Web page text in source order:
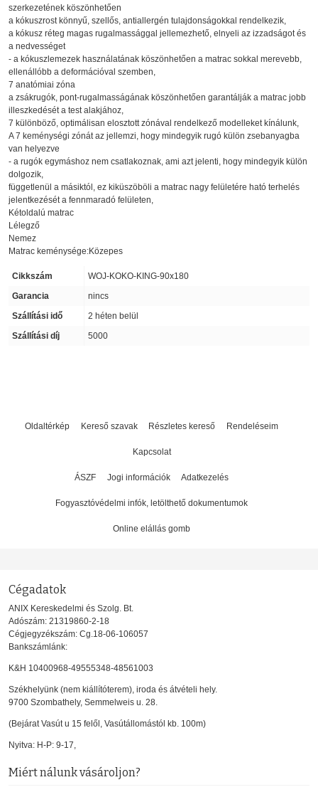
szerkezetének köszönhetően
a kókuszrost könnyű, szellős, antiallergén tulajdonságokkal rendelkezik,
a kókusz réteg magas rugalmassággal jellemezhető, elnyeli az izzadságot és
a nedvességet
- a kókuszlemezek használatának köszönhetően a matrac sokkal merevebb,
ellenállóbb a deformációval szemben,
7 anatómiai zóna
a zsákrugók, pont-rugalmasságának köszönhetően garantálják a matrac jobb
illeszkedését a test alakjához,
7 különböző, optimálisan elosztott zónával rendelkező modelleket kínálunk,
A 7 keménységi zónát az jellemzi, hogy mindegyik rugó külön zsebanyagba
van helyezve
- a rugók egymáshoz nem csatlakoznak, ami azt jelenti, hogy mindegyik külön
dolgozik,
függetlenül a másiktól, ez kiküszöböli a matrac nagy felületére ható terhelés
jelentkezését a fennmaradó felületen,
Kétoldalú matrac
Lélegző
Nemez
Matrac keménysége:Közepes
Cikkszám
WOJ-KOKO-KING-90x180
Garancia
nincs
Szállítási idő
2 héten belül
Szállítási díj
5000
Oldaltérkép Kereső szavak Részletes kereső Rendeléseim
Kapcsolat
ÁSZF Jogi információk Adatkezelés
Fogyasztóvédelmi infók, letölthető dokumentumok
Online elállás gomb
Cégadatok
ANIX Kereskedelmi és Szolg. Bt.
Adószám: 21319860-2-18
Cégjegyzékszám: Cg.18-06-106057
Bankszámlánk:
K&H 10400968-49555348-48561003
Székhelyünk (nem kiállítóterem), iroda és átvételi hely.
9700 Szombathely, Semmelweis u. 28.
(Bejárat Vasút u 15 felől, Vasútállomástól kb. 100m)
Nyitva: H-P: 9-17,
Miért nálunk vásároljon?